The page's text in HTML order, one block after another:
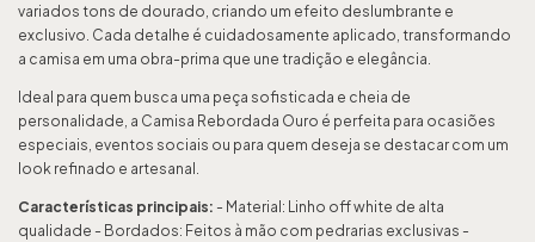
variados tons de dourado, criando um efeito deslumbrante e
exclusivo. Cada detalhe é cuidadosamente aplicado, transformando
a camisa em uma obra-prima que une tradição e elegância.
Ideal para quem busca uma peça sofisticada e cheia de
personalidade, a Camisa Rebordada Ouro é perfeita para ocasiões
especiais, eventos sociais ou para quem deseja se destacar com um
look refinado e artesanal.
Características principais: - Material: Linho off white de alta
qualidade - Bordados: Feitos à mão com pedrarias exclusivas -